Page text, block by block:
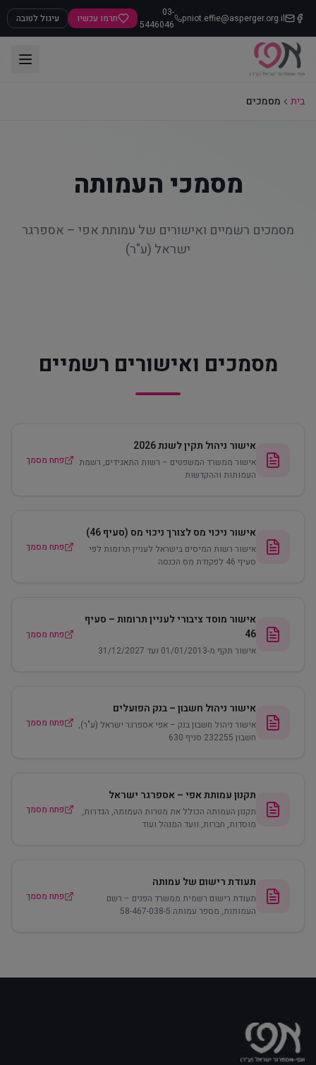
pniot.effie@asperger.org.il
03-
5446046
תרמו עכשיו עיגול לטובה
בית מסמכים
מסמכי העמותה
מסמכים רשמיים ואישורים של עמותת אפי – אספרגר
ישראל (ע"ר)
מסמכים ואישורים רשמיים
אישור ניהול תקין לשנת 2026
אישור ממשרד המשפטים – רשות התאגידים, רשמת
העמותות וההקדשות
פתח מסמך
אישור ניכוי מס לצורך ניכוי מס (סעיף 46)
אישור רשות המיסים בישראל לעניין תרומות לפי
סעיף 46 לפקודת מס הכנסה
פתח מסמך
אישור מוסד ציבורי לעניין תרומות – סעיף
46
אישור תקף מ-01/01/2013 ועד 31/12/2027
פתח מסמך
אישור ניהול חשבון – בנק הפועלים
אישור ניהול חשבון בנק – אפי אספרגר ישראל (ע"ר),
חשבון 232255 סניף 630
פתח מסמך
תקנון עמותת אפי – אספרגר ישראל
תקנון העמותה הכולל את מטרות העמותה, הגדרות,
מוסדות, חברות, וועד המנהל ועוד
פתח מסמך
תעודת רישום של עמותה
תעודת רישום רשמית ממשרד הפנים – רשם
העמותות, מספר עמותה 58-467-038-5
פתח מסמך